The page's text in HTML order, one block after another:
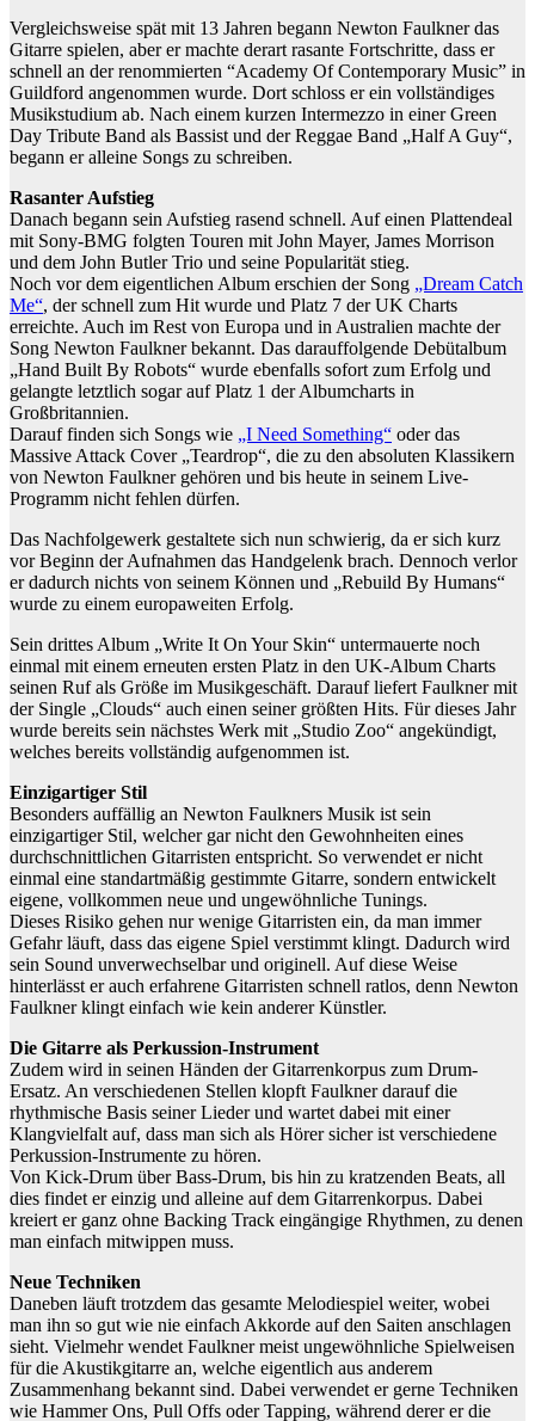
Vergleichsweise spät mit 13 Jahren begann Newton Faulkner das
Gitarre spielen, aber er machte derart rasante Fortschritte, dass er
schnell an der renommierten “Academy Of Contemporary Music” in
Guildford angenommen wurde. Dort schloss er ein vollständiges
Musikstudium ab. Nach einem kurzen Intermezzo in einer Green
Day Tribute Band als Bassist und der Reggae Band „Half A Guy“,
begann er alleine Songs zu schreiben.
Rasanter Aufstieg
Danach begann sein Aufstieg rasend schnell. Auf einen Plattendeal
mit Sony-BMG folgten Touren mit John Mayer, James Morrison
und dem John Butler Trio und seine Popularität stieg.
Noch vor dem eigentlichen Album erschien der Song „Dream Catch
Me“, der schnell zum Hit wurde und Platz 7 der UK Charts
erreichte. Auch im Rest von Europa und in Australien machte der
Song Newton Faulkner bekannt. Das darauffolgende Debütalbum
„Hand Built By Robots“ wurde ebenfalls sofort zum Erfolg und
gelangte letztlich sogar auf Platz 1 der Albumcharts in
Großbritannien.
Darauf finden sich Songs wie „I Need Something“ oder das
Massive Attack Cover „Teardrop“, die zu den absoluten Klassikern
von Newton Faulkner gehören und bis heute in seinem Live-
Programm nicht fehlen dürfen.
Das Nachfolgewerk gestaltete sich nun schwierig, da er sich kurz
vor Beginn der Aufnahmen das Handgelenk brach. Dennoch verlor
er dadurch nichts von seinem Können und „Rebuild By Humans“
wurde zu einem europaweiten Erfolg.
Sein drittes Album „Write It On Your Skin“ untermauerte noch
einmal mit einem erneuten ersten Platz in den UK-Album Charts
seinen Ruf als Größe im Musikgeschäft. Darauf liefert Faulkner mit
der Single „Clouds“ auch einen seiner größten Hits. Für dieses Jahr
wurde bereits sein nächstes Werk mit „Studio Zoo“ angekündigt,
welches bereits vollständig aufgenommen ist.
Einzigartiger Stil
Besonders auffällig an Newton Faulkners Musik ist sein
einzigartiger Stil, welcher gar nicht den Gewohnheiten eines
durchschnittlichen Gitarristen entspricht. So verwendet er nicht
einmal eine standartmäßig gestimmte Gitarre, sondern entwickelt
eigene, vollkommen neue und ungewöhnliche Tunings.
Dieses Risiko gehen nur wenige Gitarristen ein, da man immer
Gefahr läuft, dass das eigene Spiel verstimmt klingt. Dadurch wird
sein Sound unverwechselbar und originell. Auf diese Weise
hinterlässt er auch erfahrene Gitarristen schnell ratlos, denn Newton
Faulkner klingt einfach wie kein anderer Künstler.
Die Gitarre als Perkussion-Instrument
Zudem wird in seinen Händen der Gitarrenkorpus zum Drum-
Ersatz. An verschiedenen Stellen klopft Faulkner darauf die
rhythmische Basis seiner Lieder und wartet dabei mit einer
Klangvielfalt auf, dass man sich als Hörer sicher ist verschiedene
Perkussion-Instrumente zu hören.
Von Kick-Drum über Bass-Drum, bis hin zu kratzenden Beats, all
dies findet er einzig und alleine auf dem Gitarrenkorpus. Dabei
kreiert er ganz ohne Backing Track eingängige Rhythmen, zu denen
man einfach mitwippen muss.
Neue Techniken
Daneben läuft trotzdem das gesamte Melodiespiel weiter, wobei
man ihn so gut wie nie einfach Akkorde auf den Saiten anschlagen
sieht. Vielmehr wendet Faulkner meist ungewöhnliche Spielweisen
für die Akustikgitarre an, welche eigentlich aus anderem
Zusammenhang bekannt sind. Dabei verwendet er gerne Techniken
wie Hammer Ons, Pull Offs oder Tapping, während derer er die